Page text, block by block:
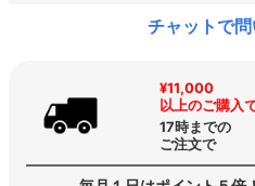
チャットで
¥11,000
以上のご購入
17時までの
ご注文で